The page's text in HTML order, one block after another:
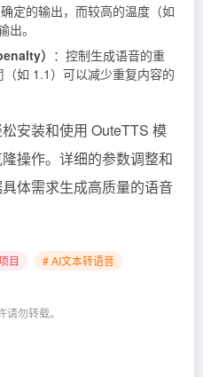
定的输出，而较高的温度（如
。
） ：控制生成语音的重
如 1.1）可以减少重复内容的
安装和使用 OuteTTS 模
操作。详细的参数调整和
体需求生成高质量的语音
目 # AI文本转语音
勿转载。